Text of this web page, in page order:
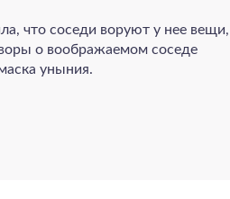
что соседи воруют у нее вещи,
о воображаемом соседе
уныния.